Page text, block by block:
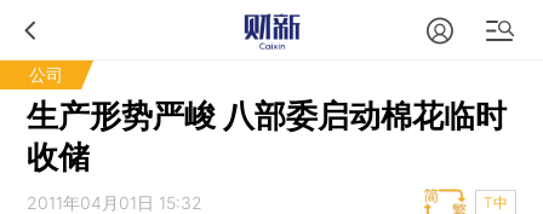
公司
生产形势严峻 八部委启动棉花临时
收储
2011年04月01日 15:32 T中